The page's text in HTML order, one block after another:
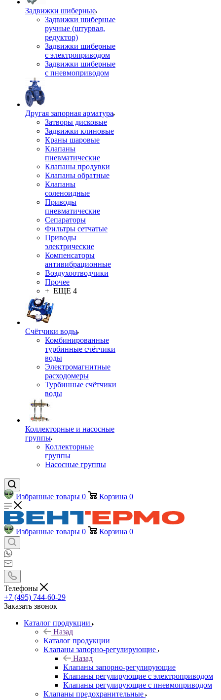
Задвижки шиберные
Задвижки шиберные
ручные (штурвал,
редуктор)
Задвижки шиберные
с электроприводом
Задвижки шиберные
с пневмоприводом
Другая запорная арматура
Затворы дисковые
Задвижки клиновые
Краны шаровые
Клапаны
пневматические
Клапаны продувки
Клапаны обратные
Клапаны
соленоидные
Приводы
пневматические
Сепараторы
Фильтры сетчатые
Приводы
электрические
Компенсаторы
антивибрационные
Воздухоотводчики
Прочее
+ ЕЩЕ 4
Счётчики воды
Комбинированные
турбинные счётчики
воды
Электромагнитные
расходомеры
Турбинные счётчики
воды
Коллекторные и насосные
группы
Коллекторные
группы
Насосные группы
Избранные товары 0 Корзина 0
Избранные товары 0 Корзина 0
Телефоны
+7 (495) 744-60-29
Заказать звонок
Каталог продукции
Назад
Каталог продукции
Клапаны запорно-регулирующие
Назад
Клапаны запорно-регулирующие
Клапаны регулирующие с электроприводом
Клапаны регулирующие с пневмоприводом
Клапаны предохранительные